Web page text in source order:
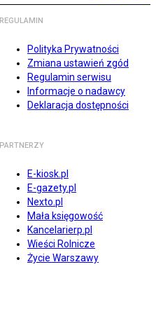
REGULAMIN
Polityka Prywatności
Zmiana ustawień zgód
Regulamin serwisu
Informacje o nadawcy
Deklaracja dostępności
PARTNERZY
E-kiosk.pl
E-gazety.pl
Nexto.pl
Mała księgowość
Kancelarierp.pl
Wieści Rolnicze
Życie Warszawy